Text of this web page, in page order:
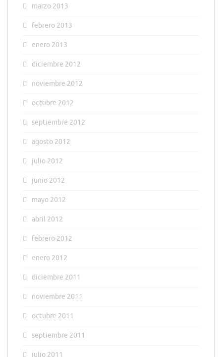
marzo 2013
febrero 2013
enero 2013
diciembre 2012
noviembre 2012
octubre 2012
septiembre 2012
agosto 2012
julio 2012
junio 2012
mayo 2012
abril 2012
febrero 2012
enero 2012
diciembre 2011
noviembre 2011
octubre 2011
septiembre 2011
julio 2011